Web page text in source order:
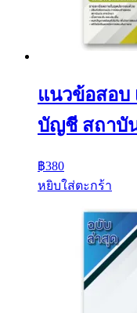
แนวข้อสอบ
บัญชี สถาบั
฿380
หยิบใส่ตะกร้า